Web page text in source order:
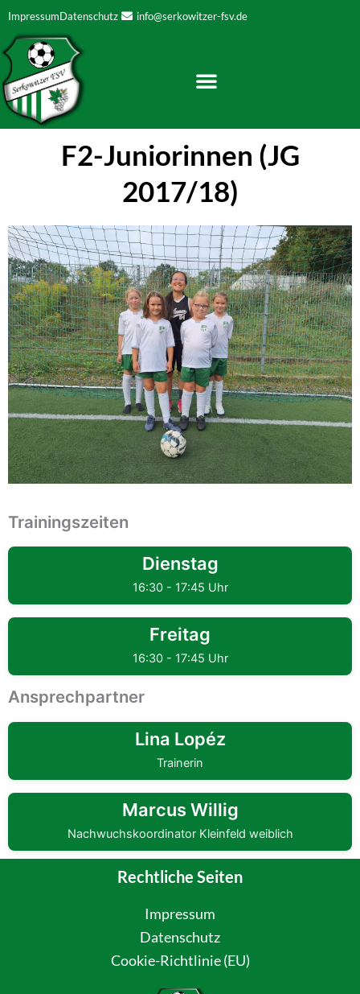
Zum
springen
ImpressumDatenschutz info@serkowitzer-fsv.de
F2-Juniorinnen (JG
2017/18)
Trainingszeiten
Dienstag
16:30 - 17:45 Uhr
Freitag
16:30 - 17:45 Uhr
Ansprechpartner
Lina Lopéz
Trainerin
Marcus Willig
Nachwuchskoordinator Kleinfeld weiblich
Rechtliche Seiten
Impressum
Datenschutz
Cookie-Richtlinie (EU)